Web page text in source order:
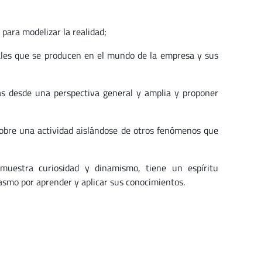
modelizar la realidad;
que se producen en el mundo de la empresa y sus
desde una perspectiva general y amplia y proponer
una actividad aislándose de otros fenómenos que
curiosidad y dinamismo, tiene un espíritu
por aprender y aplicar sus conocimientos.